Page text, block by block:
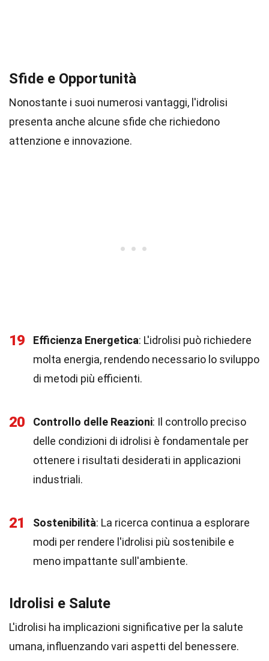
Sfide e Opportunità
Nonostante i suoi numerosi vantaggi, l'idrolisi
presenta anche alcune sfide che richiedono
attenzione e innovazione.
19 Efficienza Energetica: L'idrolisi può richiedere
molta energia, rendendo necessario lo sviluppo
di metodi più efficienti.
20 Controllo delle Reazioni: Il controllo preciso
delle condizioni di idrolisi è fondamentale per
ottenere i risultati desiderati in applicazioni
industriali.
21 Sostenibilità: La ricerca continua a esplorare
modi per rendere l'idrolisi più sostenibile e
meno impattante sull'ambiente.
Idrolisi e Salute
L'idrolisi ha implicazioni significative per la salute
umana, influenzando vari aspetti del benessere.